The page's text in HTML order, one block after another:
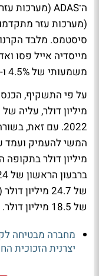
(מערכות עזר
סיסטמס. מלבד
מייסדיה אייל פסו
משמעותי של 4.5% ו-1.8% מהחברה (בהתאמה).
2022. עם זאת,
מיליון דולר
של 18.5 מיליון דולר.
מחברה מבטיחה
יצרנית הזכוכית